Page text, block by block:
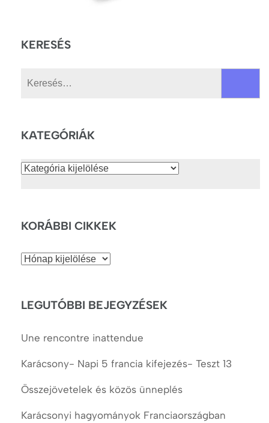
KERESÉS
KATEGÓRIÁK
Kategóriák
KORÁBBI CIKKEK
Korábbi
LEGUTÓBBI BEJEGYZÉSEK
Une rencontre inattendue
Karácsony- Napi 5 francia kifejezés- Teszt 13
Összejövetelek és közös ünneplés
Karácsonyi hagyományok Franciaországban